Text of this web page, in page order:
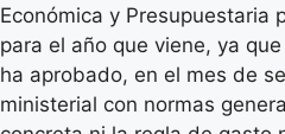
Económica y Presupuestaria
para el año que viene, ya
ha aprobado, en el mes de
ministerial con normas